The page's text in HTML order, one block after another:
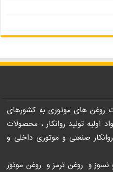
روغن های موتوری به کشورهای
اولیه تولید روانکار ، محصولات
صنعتی و موتوری داخلی و
و روغن ترمز و روغن موتور